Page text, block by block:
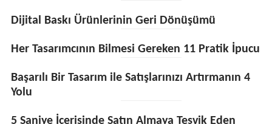
Dijital Baskı Ürünlerinin Geri Dönüşümü
Her Tasarımcının Bilmesi Gereken 11 Pratik İpucu
Başarılı Bir Tasarım ile Satışlarınızı Artırmanın 4
Yolu
5 Saniye İçerisinde Satın Almaya Teşvik Eden